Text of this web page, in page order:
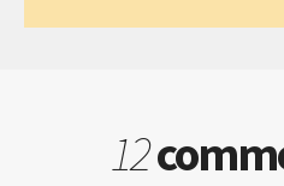
12